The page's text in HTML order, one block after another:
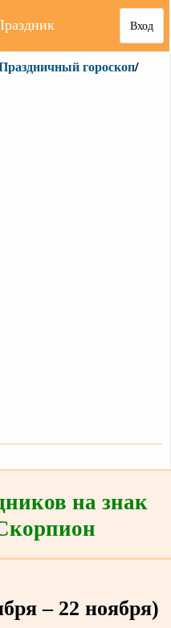
Вход
гороскоп/
на знак
– 22 ноября)